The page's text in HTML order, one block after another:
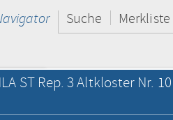
Suche Merkliste
ST Rep. 3 Altkloster Nr. 10